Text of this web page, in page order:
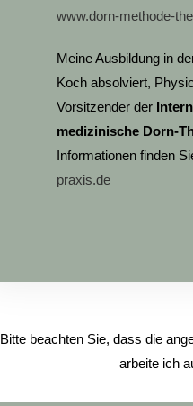
www.dorn-methode-
Meine Ausbildung in
Koch absolviert,
Vorsitzender der
medizinische Dorn-
Informationen finden
praxis.de
Bitte beachten Sie, dass die
arbeite ich